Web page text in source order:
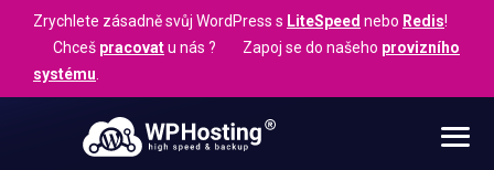
Zrychlete zásadně svůj WordPress s LiteSpeed nebo Redis!
Chceš pracovatu nás ? Zapoj se do našeho provizního
systému